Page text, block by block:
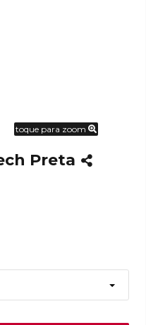
toque para zoom
Preta